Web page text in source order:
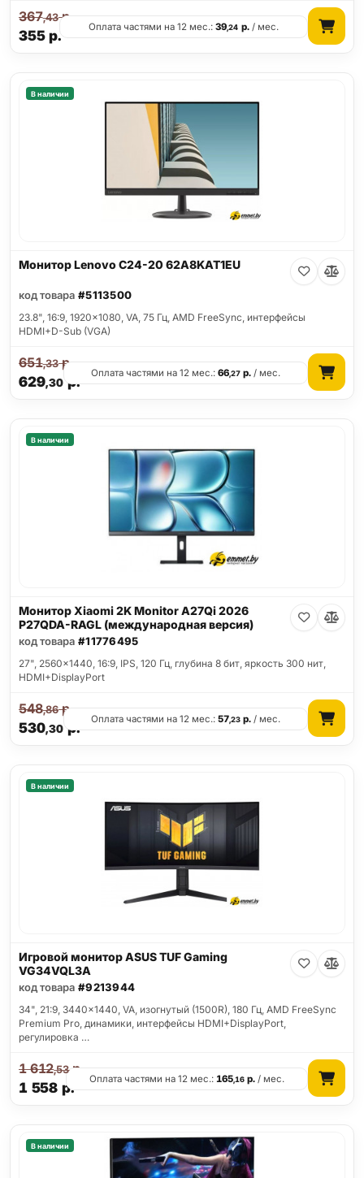
355р.
367,43р.
Оплата частями на 12 мес.:39,24 р./ мес.
В наличии
Монитор Lenovo C24-20 62A8KAT1EU
код товара #5113500
23.8", 16:9, 1920x1080, VA, 75 Гц, AMD FreeSync, интерфейсы
HDMI+D-Sub (VGA)
629,30р.
651,33р.
Оплата частями на 12 мес.:66,27 р. / мес.
В наличии
Монитор Xiaomi 2K Monitor A27Qi 2026
P27QDA-RAGL (международная версия)
код товара #11776495
27", 2560x1440, 16:9, IPS, 120 Гц, глубина 8 бит, яркость 300 нит,
HDMI+DisplayPort
530,30р.
548,86р.
Оплата частями на 12 мес.:57,23 р. / мес.
В наличии
Игровой монитор ASUS TUF Gaming
VG34VQL3A
код товара #9213944
34", 21:9, 3440x1440, VA, изогнутый (1500R), 180 Гц, AMD FreeSync
Premium Pro, динамики, интерфейсы HDMI+DisplayPort,
регулировка …
1 558 р.
1 612,53р.
Оплата частями на 12 мес.:165,16 р. / мес.
В наличии